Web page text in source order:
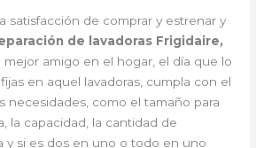
satisfacción de comprar y estrenar y
de lavadoras Frigidaire,
mejor amigo en el hogar, el día que lo
en aquel lavadoras, cumpla con el
necesidades, como el tamaño para
la capacidad, la cantidad de
y si es dos en uno o todo en uno